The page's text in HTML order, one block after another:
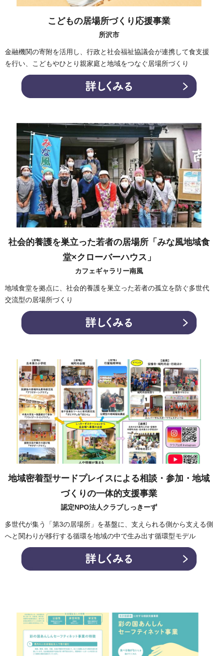
こどもの居場所づくり応援事業
所沢市
金融機関の寄附を活用し、行政と社会福祉協議会が連携して食支援
を行い、こどもやひとり親家庭と地域をつなぐ居場所づくり
社会的養護を巣立った若者の居場所「みな風地域食
堂×クローバーハウス」
カフェギャラリー南風
地域食堂を拠点に、社会的養護を巣立った若者の孤立を防ぐ多世代
交流型の居場所づくり
地域密着型サードプレイスによる相談・参加・地域
づくりの一体的支援事業
認定NPO法人クラブしっきーず
多世代が集う「第3の居場所」を基盤に、支えられる側から支える側
へと関わりが移行する循環を地域の中で生み出す循環型モデル